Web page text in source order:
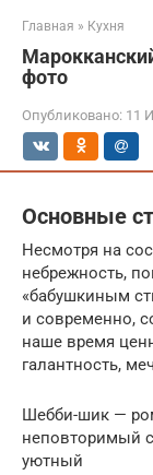
Главная » Кухня
фото
Опубликовано: 11
Основные
Несмотря на
небрежность,
«бабушкиным
и современно,
наше время
галантность,
Шебби-шик —
неповторимый
уютный